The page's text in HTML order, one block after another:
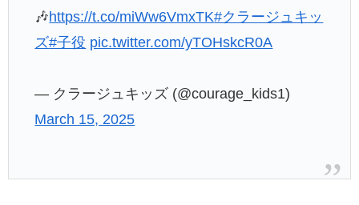
🎶https://t.co/miWw6VmxTK#クラージュキッ
ズ#子役 pic.twitter.com/yTOHskcR0A
— クラージュキッズ (@courage_kids1)
March 15, 2025